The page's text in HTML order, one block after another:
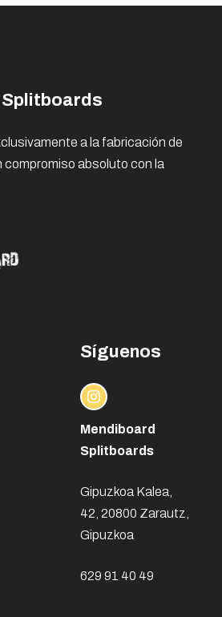
a la fabricación de
compromiso absoluto con la
Síguenos
Mendiboard
Splitboards
Gipuzkoa Kalea,
42, 20800 Zarautz,
Gipuzkoa
629 91 40 49